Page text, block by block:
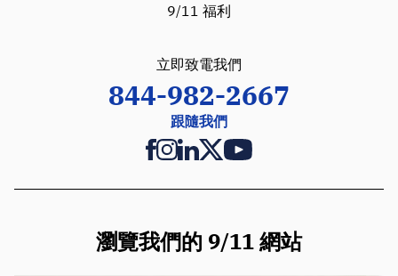
9/11 福利
立即致電我們
844-982-2667
跟隨我們
瀏覽我們的 9/11 網站